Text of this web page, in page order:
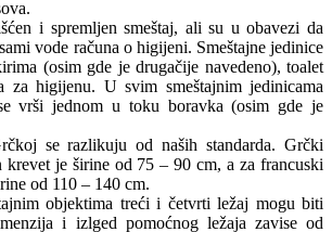
i spremljen smeštaj, ali su u obavezi da
vode računa o higijeni. Smeštajne jedinice
(osim gde je drugačije navedeno), toalet
za higijenu. U svim smeštajnim jedinicama
vrši jednom u toku boravka (osim gde je
se razlikuju od naših standarda. Grčki
krevet je širine od 75 – 90 cm, a za francuski
od 110 – 140 cm.
objektima treći i četvrti ležaj mogu biti
i izlged pomoćnog ležaja zavise od